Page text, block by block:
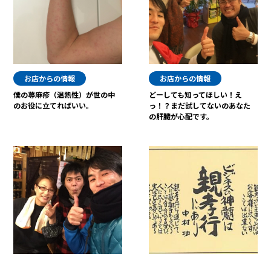
お店からの情報
僕の蕁麻疹（温熱性）が世の中
のお役に立てればいい。
お店からの情報
どーしても知ってほしい！え
っ！？まだ試してないのあなた
の肝臓が心配です。